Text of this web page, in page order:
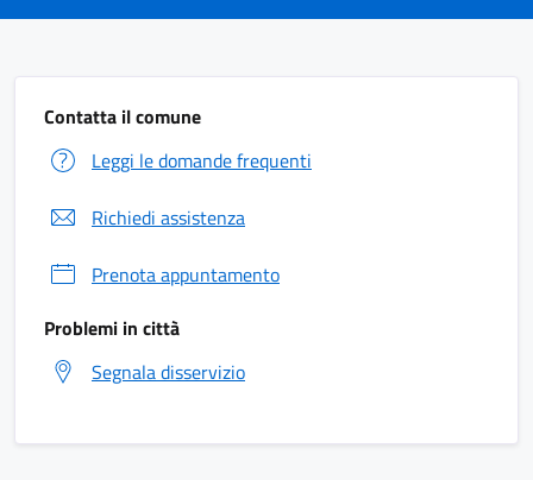
Contatta il comune
Leggi le domande frequenti
Richiedi assistenza
Prenota appuntamento
Problemi in città
Segnala disservizio